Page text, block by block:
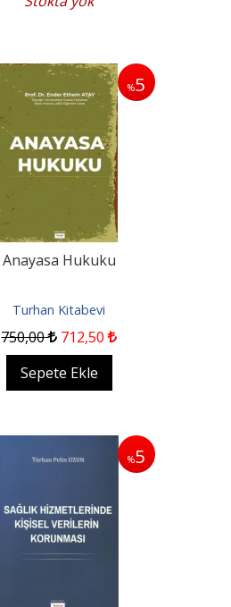
%5
Anayasa Hukuku
Turhan Kitabevi
750,00 712,50
Sepete Ekle
%5